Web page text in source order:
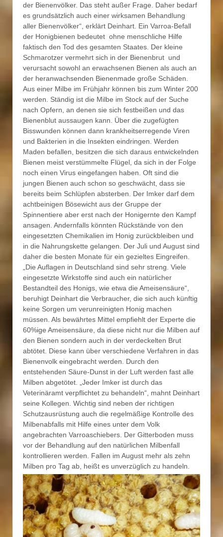
der Bienenvölker. Das steht außer Frage. Daher bedarf
es grundsätzlich auch einer wirksamen Behandlung
aller Bienenvölker“, erklärt Deinhart. Ein Varroa-Befall
der Honigbienen bedeutet ohne menschliche Hilfe
faktisch den Tod des gesamten Staates. Der kleine
Schmarotzer vermehrt sich in der Bienenbrut und
verursacht sowohl an erwachsenen Bienen als auch an
der heranwachsenden Bienenmade große Schäden.
Aus einer Milbe im Frühjahr können bis zum Winter 200
werden. Ständig ist die Milbe im Stock auf der Suche
nach Opfern, an denen sie sich festbeißen und das
Bienenblut aussaugen kann. Über die zugefügten
Bisswunden können dann krankheitserregende Viren
und Bakterien in die Insekten eindringen. Werden
Maden befallen, besitzen die sich daraus entwickelnden
Bienen meist verstümmelte Flügel, da sich in der Folge
noch einen Virus eingefangen haben. Oft sind die
jungen Bienen auch schon so geschwächt, dass sie
bereits beim Schlüpfen absterben. Der Imker darf dem
achtbeinigen Bösewicht aus der Gruppe der
Spinnentiere aber erst nach der Honigernte den Kampf
ansagen. Andernfalls könnten Rückstände von den
eingesetzten Chemikalien im Honig zurückbleiben und
in die Nahrungskette gelangen. Der Juli und August sind
daher die besten Monate für ein gezieltes Eingreifen.
„Die Auflagen in Deutschland sind sehr streng. Viele
eingesetzte Wirkstoffe sind auch ein natürlicher
Bestandteil des Honigs, wie etwa die Ameisensäure“,
beruhigt Deinhart die Verbraucher, die sich auch künftig
keine Sorgen um verunreinigten Honig machen
müssen. Als bewährtes Mittel empfiehlt der Experte die
60%ige Ameisensäure, da diese nicht nur die Milben auf
den Bienen sondern auch in der verdeckelten Brut
abtötet. Diese kann über verschiedene Verfahren in das
Bienenvolk eingebracht werden. Durch den
entstehenden Säure-Dunst in der Luft werden fast alle
Milben abgetötet. „Jeder Imker ist durch das
Veterinäramt verpflichtet zu behandeln“, mahnt Deinhart
seine Kollegen. Wichtig sind neben der richtigen
Schutzausrüstung auch die regelmäßige Kontrolle des
Milbenabfalls mit Hilfe eines unter dem Volk
angebrachten Varroaschiebers. Der Gitterboden muss
vor der Behandlung auf den natürlichen Milbenfall
kontrollieren werden. Fallen im August mehr als zehn
Milben pro Tag ab, heißt es unverzüglich zu handeln.